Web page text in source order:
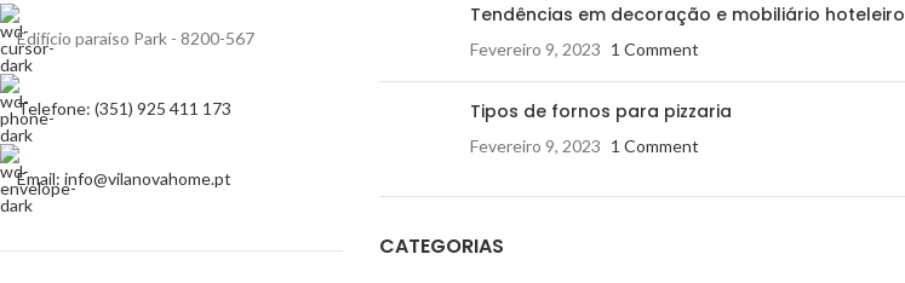
Edifício paraíso Park - 8200-567
Telefone: (351) 925 411 173
Email: info@vilanovahome.pt
Tendências em decoração e mobiliário hoteleiro
Fevereiro 9, 2023 1 Comment
Tipos de fornos para pizzaria
Fevereiro 9, 2023 1 Comment
CATEGORIAS